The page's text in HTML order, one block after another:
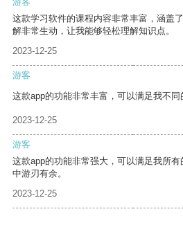
这款学习软件的课程内容非常丰富，涵盖
解非常生动，让我能够轻松理解知识点。
2023-12-25
游客
这款app的功能非常丰富，可以满足我不同
2023-12-25
游客
这款app的功能非常强大，可以满足我所
中游刃有余。
2023-12-25